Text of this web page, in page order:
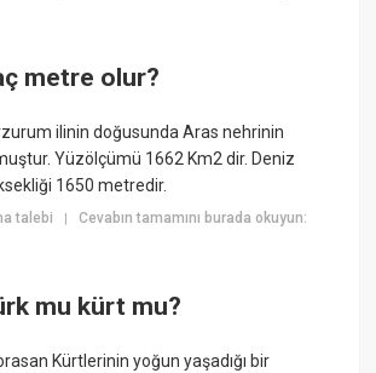
metre olur?
ilinin doğusunda Aras nehrinin
Yüzölçümü 1662 Km2 dir. Deniz
1650 metredir.
talebi |Cevabın tamamını burada okuyun:
mu kürt mu?
Kürtlerinin yoğun yaşadığı bir